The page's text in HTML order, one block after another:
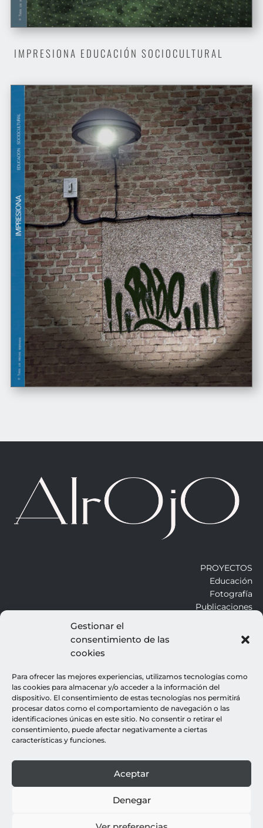
Gestionar el
consentimiento de las
cookies
Para ofrecer las mejores experiencias, utilizamos tecnologías como
las cookies para almacenar y/o acceder a la información del
dispositivo. El consentimiento de estas tecnologías nos permitirá
procesar datos como el comportamiento de navegación o las
identificaciones únicas en este sitio. No consentir o retirar el
consentimiento, puede afectar negativamente a ciertas
características y funciones.
Aceptar
Denegar
IMPRESIONA EDUCACIÓN SOCIOCULTURAL
PROYECTOS
Educación
Fotografía
Publicaciones
ALROJO
Contacto
LEGALES
© all rights reserved : rocio gutierrez
webdesign : espacio azul